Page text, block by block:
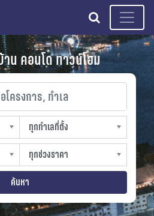
search
น คอนโด ทาวน์โฮม
การ, ทำเล
ทุกทำเลที่ตั้ง
slocation
ทุกช่วงราคา
sprice
ค้นหา